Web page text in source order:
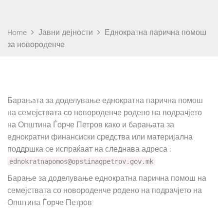
Home Јавни дејности
Еднократна парична помош
за новороденче
Барањaта за доделување еднократна парична помош
на семејствата со новороденче родено на подрачјето
на Општина Ѓорче Петров како и барањата за
еднократни финансиски средства или материјална
поддршка се испраќаат на следнава адреса :
ednokratnapomos@opstinagpetrov.gov.mk
Барање за доделување еднократна парична помош на
семејствата со новороденче родено на подрачјето на
Општина Ѓорче Петров